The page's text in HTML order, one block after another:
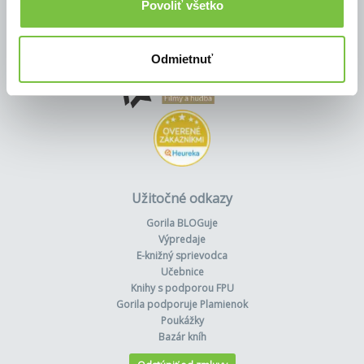
Povoliť všetko
Odmietnuť
Užitočné odkazy
Gorila BLOGuje
Výpredaje
E-knižný sprievodca
Učebnice
Knihy s podporou FPU
Gorila podporuje Plamienok
Poukážky
Bazár kníh